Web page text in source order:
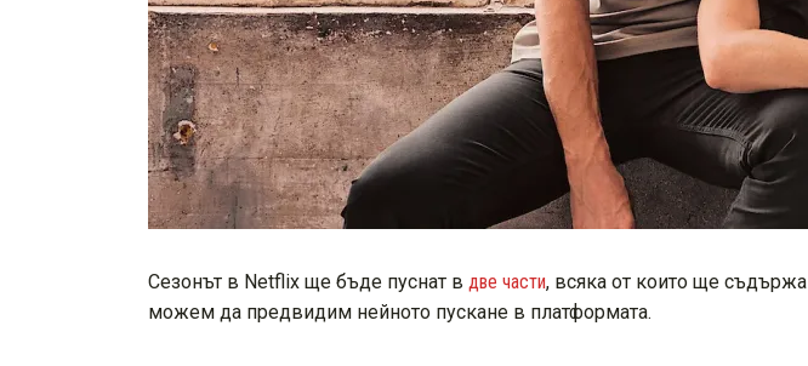
Сезонът в Netflix ще бъде пуснат в две части, всяка от които ще съдържа
можем да предвидим нейното пускане в платформата.